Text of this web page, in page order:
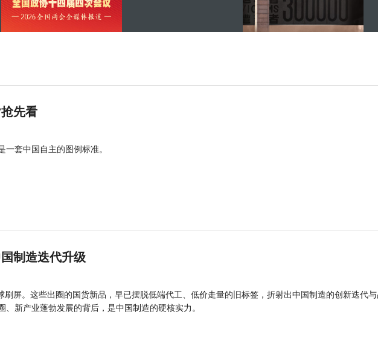
先看
一套中国自主的图例标准。
制造迭代升级
刷屏。这些出圈的国货新品，早已摆脱低端代工、低价走量的旧标签，折射出中国制造的创新迭代
、新产业蓬勃发展的背后，是中国制造的硬核实力。